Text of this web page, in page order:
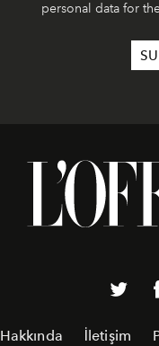
personal data for
Hakkında İletişim